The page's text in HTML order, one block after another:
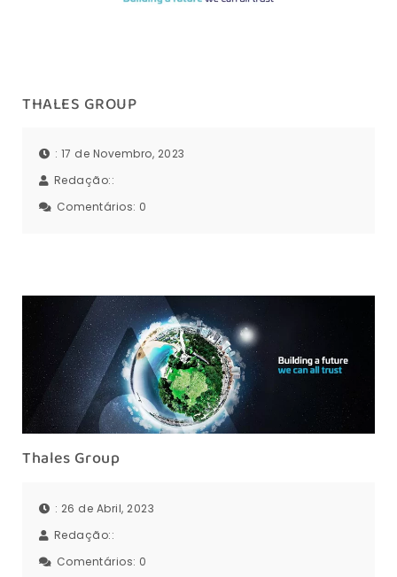
THALES GROUP
: 17 de Novembro, 2023
Redação::
Comentários: 0
Thales Group
: 26 de Abril, 2023
Redação::
Comentários: 0